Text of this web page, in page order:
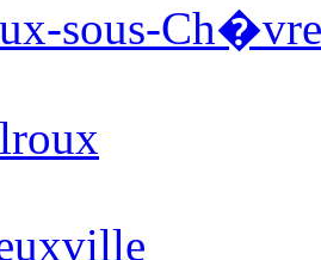
sous-